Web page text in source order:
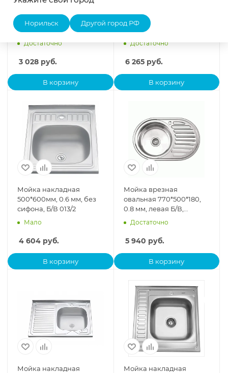
700*500*180, 0.8 мм,
двойная Б/В MELANA
Достаточно
3 028 руб.
В корзину
800*600, 0.6 мм,
двойная, Б/В, MELANA
Достаточно
6 265руб.
В корзину
Мойка накладная
500*600мм, 0.6 мм, без
сифона, Б/В 013/2
Мало
4 604 руб.
В корзину
Мойка врезная
овальная 770*500*180,
0.8 мм, левая Б/В,
LEDEME L87750-L
глянцевая, нержавейка
Достаточно
5 940 руб.
В корзину
Мойка накладная
Мойка накладная
Норильск Другой город РФ